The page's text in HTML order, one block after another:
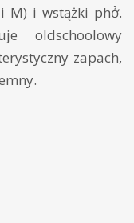
M) i wstążki phở.
oldschoolowy
zapach,